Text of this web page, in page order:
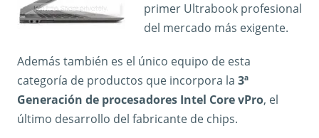
primer Ultrabook profesional
del mercado más exigente.
Además también es el único equipo de esta
categoría de productos que incorpora la 3ª
Generación de procesadores Intel Core vPro, el
último desarrollo del fabricante de chips.